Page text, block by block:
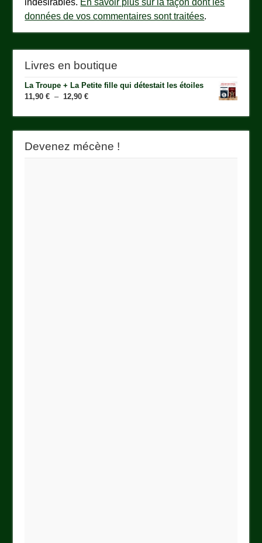
indésirables. En savoir plus sur la façon dont les
données de vos commentaires sont traitées.
Livres en boutique
La Troupe + La Petite fille qui détestait les étoiles
11,90€ – 12,90€Plage
prix :
11,90 €
12,90 €
Devenez mécène !